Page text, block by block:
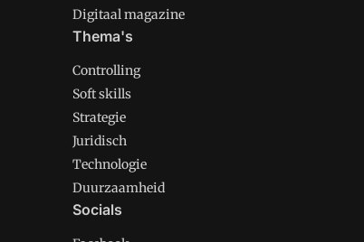
Digitaal magazine
Thema's
Controlling
Soft skills
Strategie
Juridisch
Technologie
Duurzaamheid
Socials